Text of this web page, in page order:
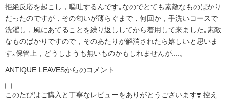
拒絶反応を起こし，嘔吐するんです｡なのでとても素敵なものばかり
だったのですが，その匂いが薄らぐまで，何回か，手洗いコースで
洗濯し，風にあてることを繰り返ししてから着用して来ました｡素敵
なものばかりですので，そのあたりが解消されたら嬉しいと思いま
す｡保管上，どうしようも無いものかもしれませんが....。
ANTIQUE LEAVESからのコメント
このたびはご購入と丁寧なレビューをありがとうございます❣️ 控え